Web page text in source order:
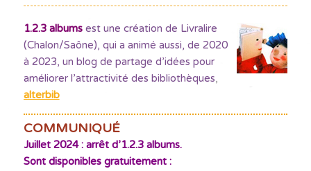
1.2.3 albumsest une création de Livralire
(Chalon/Saône), qui a animé aussi, de 2020
à 2023, un blog de partage d’idées pour
améliorer l’attractivité des bibliothèques,
alterbib
COMMUNIQUÉ
Juillet 2024 : arrêt d’1.2.3 albums.
Sont disponibles gratuitement :